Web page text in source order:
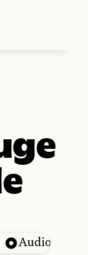
Audio